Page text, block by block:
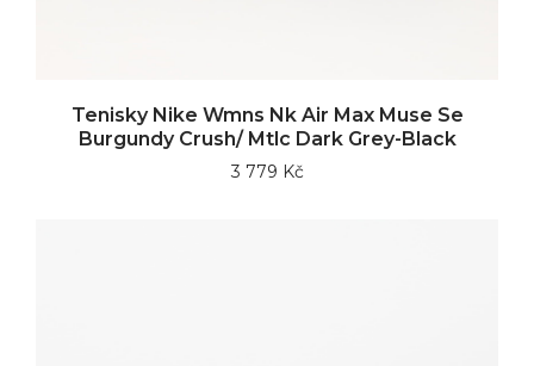
Tenisky Nike Wmns Nk Air Max Muse Se
Burgundy Crush/ Mtlc Dark Grey-Black
3 779 Kč